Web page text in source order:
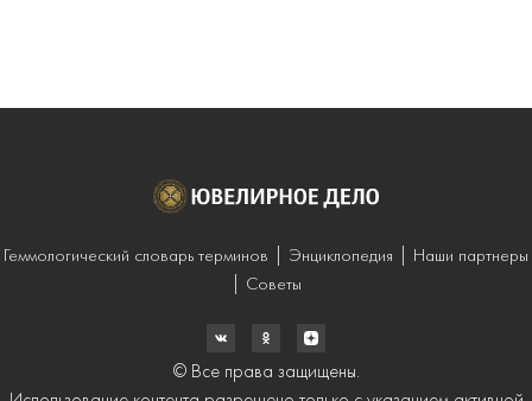
Геммологический словарь терминов Энциклопедия
Наши партнеры
Советы
© Все права защищены.